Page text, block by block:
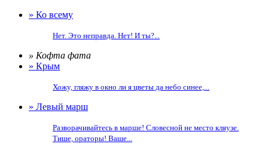
» Ко всему
Нет. Это неправда. Нет! И ты?...
» Кофта фата
» Крым
Хожу, гляжу в окно ли я цветы да небо синее,...
» Левый марш
Разворачивайтесь в марше! Словесной не место кляузе.
Тише, ораторы! Ваше...